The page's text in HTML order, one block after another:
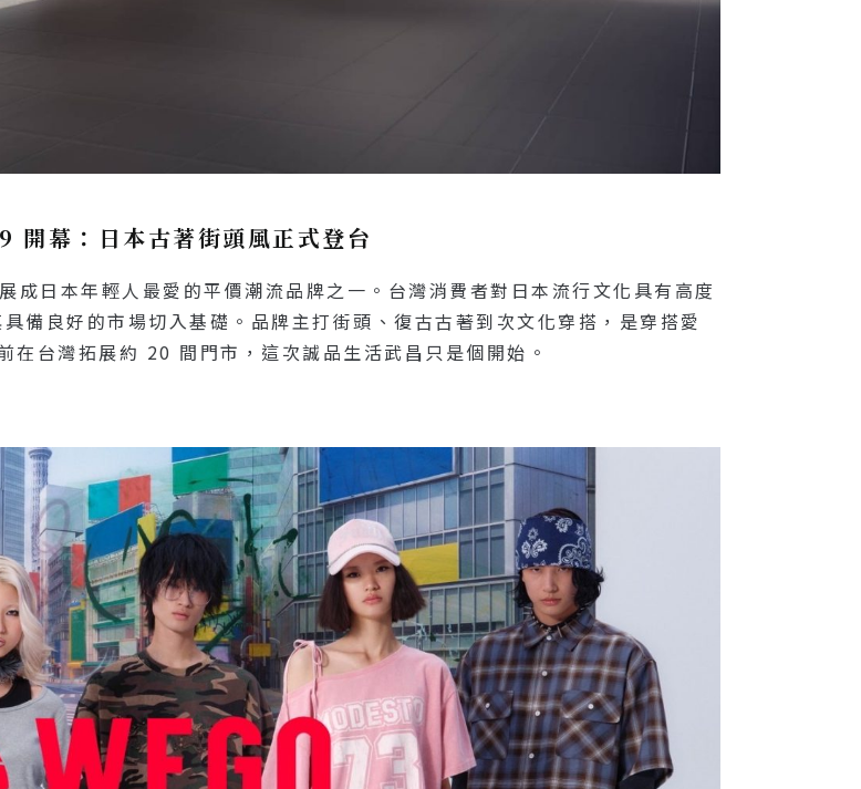
幕：日本古著街頭風正式登台
日本年輕人最愛的平價潮流品牌之一。台灣消費者對日本流行文化具有高度
備良好的市場切入基礎。品牌主打街頭、復古古著到次文化穿搭，是穿搭愛
台灣拓展約 20 間門市，這次誠品生活武昌只是個開始。